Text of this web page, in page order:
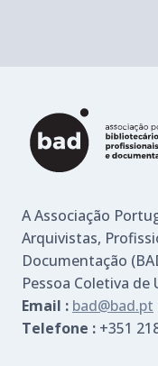
A Associação
Arquivistas,
Documentação
Pessoa Coletiva de
Email : bad@bad.pt
Telefone : +351